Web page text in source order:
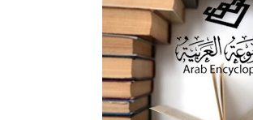
التغذية، ورسالته في جروح الرأس. ويعود
حرر الطب من الدين والفلسفة.
إفراز حيواني يتكون في البحر ويتركب